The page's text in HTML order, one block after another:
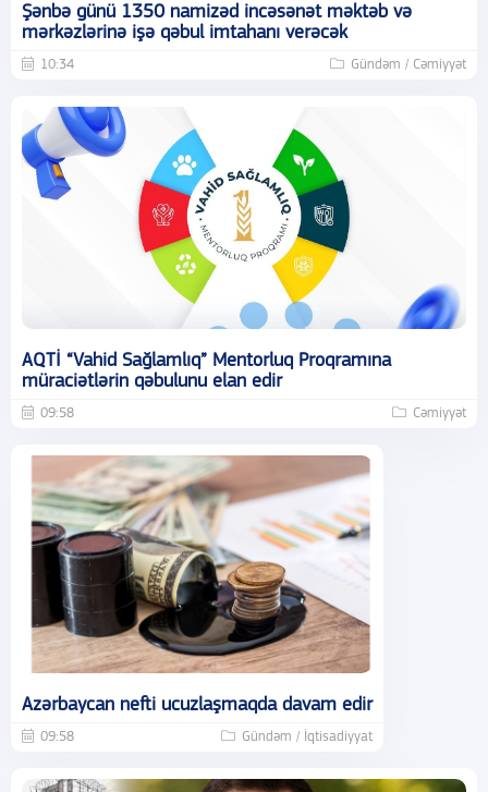
Şənbə günü 1350 namizəd incəsənət məktəb və
mərkəzlərinə işə qəbul imtahanı verəcək
10:34 Gündəm / Cəmiyyət
AQTİ “Vahid Sağlamlıq” Mentorluq Proqramına
müraciətlərin qəbulunu elan edir
09:58 Cəmiyyət
Azərbaycan nefti ucuzlaşmaqda davam edir
09:58 Gündəm / İqtisadiyyat